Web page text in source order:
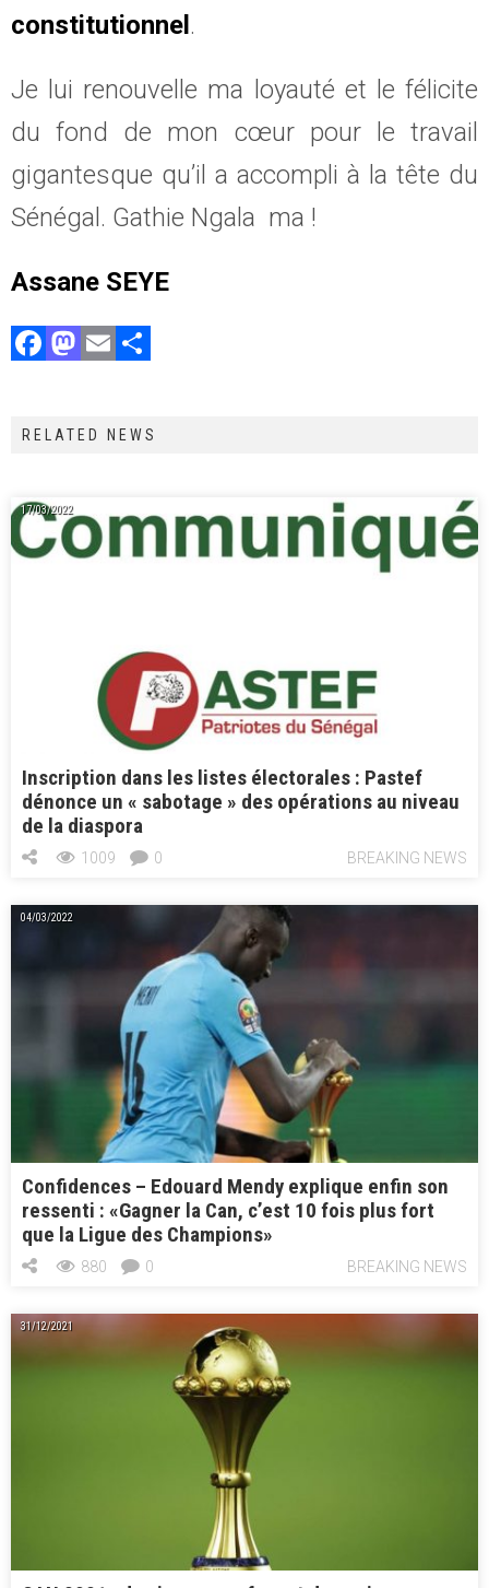
constitutionnel .
Je lui renouvelle ma loyauté et le félicite
du fond de mon cœur pour le travail
gigantesque qu’il a accompli à la tête du
Sénégal. Gathie Ngala ma !
Assane SEYE
F
b
ok
M
o
o
n
E
l
g
RELATED NEWS
17/03/2022
Inscription dans les listes électorales : Pastef
dénonce un « sabotage » des opérations au niveau
de la diaspora
BREAKING NEWS
1009 0
04/03/2022
Confidences – Edouard Mendy explique enfin son
ressenti : «Gagner la Can, c’est 10 fois plus fort
que la Ligue des Champions»
BREAKING NEWS
880 0
31/12/2021